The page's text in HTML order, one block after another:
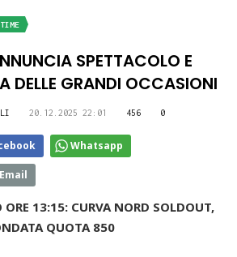
SPETTACOLO E
DELLE GRANDI OCCASIONI
20.12.2025 22:01 456 0
Whatsapp
Email
13:15: CURVA NORD SOLDOUT,
QUOTA 850